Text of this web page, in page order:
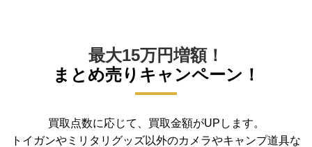
最大15万円増額！
まとめ売りキャンペーン！
買取点数に応じて、買取金額がUPします。
トイガンやミリタリグッズ以外のカメラやキャンプ道具な